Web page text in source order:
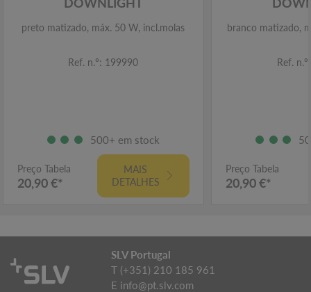
preto matizado, máx. 50 W, incl.molas
Ref. n.º: 199990
500+ em stock
Preço Tabela
20,90 €*
MAIS
DETALHES
branco matizado,
Ref.
Preço Tabela
20,90 €*
SLV Portugal
T (+351) 210 185 961
E info@pt.slv.com